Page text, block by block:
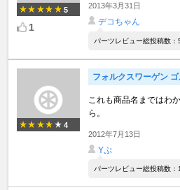
5
1
2013年3月31日
デコちゃん
パーツレビュー総投稿数：
4
フォルクスワーゲン
これも商品名まではわ
ら。
2012年7月13日
Yぷ
パーツレビュー総投稿数：